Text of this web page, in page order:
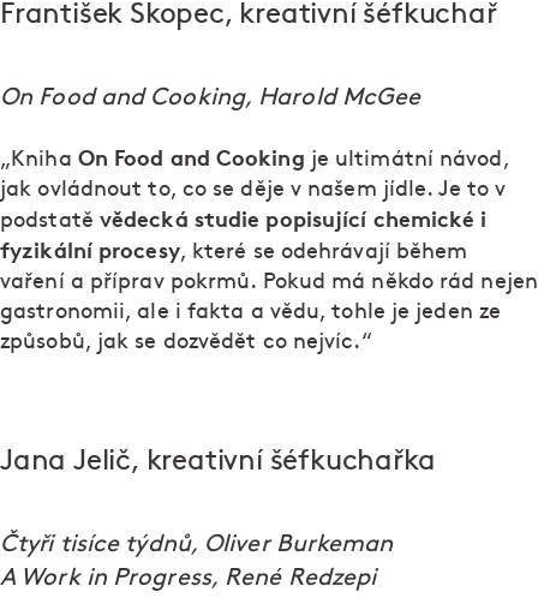
František Skopec, kreativní šéfkuchař
On Food and Cooking, Harold McGee
„Kniha On Food and Cooking je ultimátní návod,
jak ovládnout to, co se děje v našem jídle. Je to v
podstatě vědecká studie popisující chemické i
fyzikální procesy, které se odehrávají během
vaření a příprav pokrmů. Pokud má někdo rád nejen
gastronomii, ale i fakta a vědu, tohle je jeden ze
způsobů, jak se dozvědět co nejvíc.“
Jana Jelič, kreativní šéfkuchařka
Čtyři tisíce týdnů, Oliver Burkeman
A Work in Progress, René Redzepi